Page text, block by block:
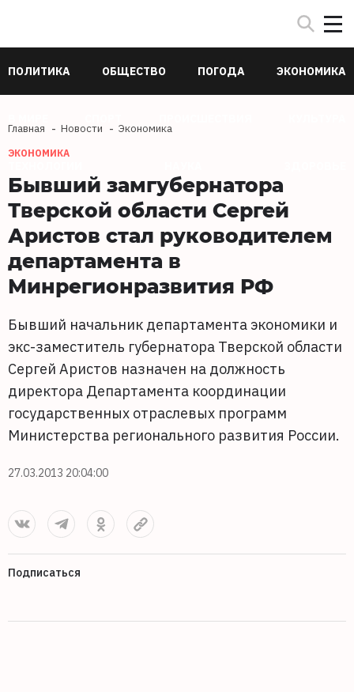
ПОЛИТИКА ОБЩЕСТВО ПОГОДА ЭКОНОМИКА
Главная Новости Экономика
ЭКОНОМИКА
Бывший замгубернатора
Тверской области Сергей
Аристов стал руководителем
департамента в
Минрегионразвития РФ
Бывший начальник департамента экономики и
экс-заместитель губернатора Тверской области
Сергей Аристов назначен на должность
директора Департамента координации
государственных отраслевых программ
Министерства регионального развития России.
27.03.2013 20:04:00
Подписаться